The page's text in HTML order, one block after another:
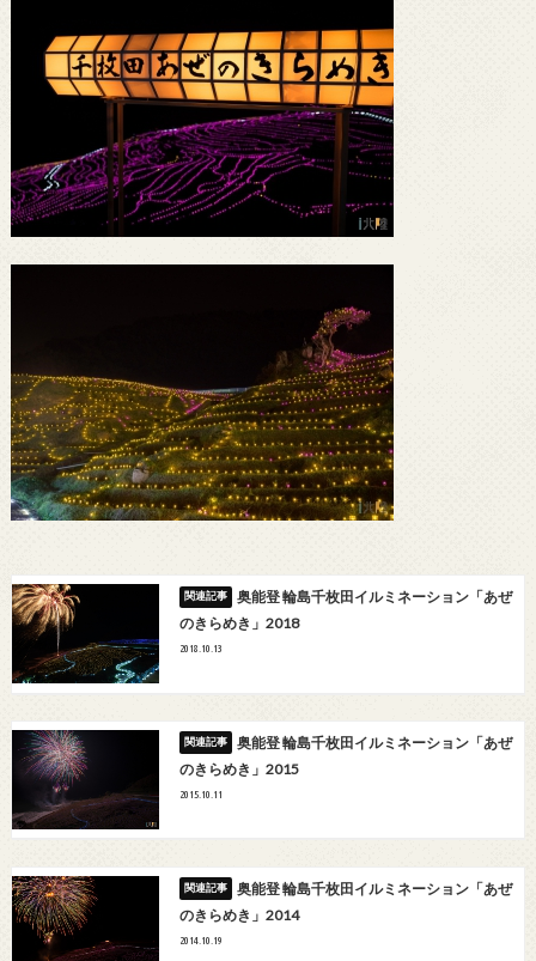
奥能登 輪島千枚田イルミネーション「あぜ
のきらめき」2018
2018.10.13
奥能登 輪島千枚田イルミネーション「あぜ
のきらめき」2015
2015.10.11
奥能登 輪島千枚田イルミネーション「あぜ
のきらめき」2014
2014.10.19